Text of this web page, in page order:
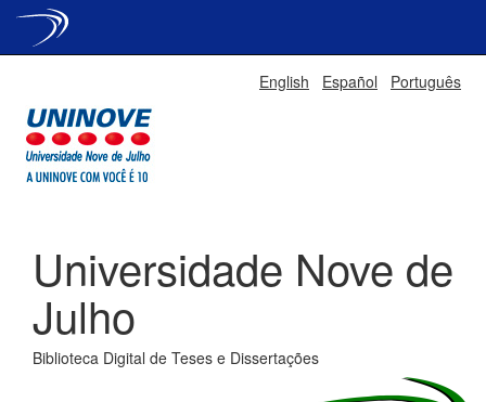
English Español Português
Universidade Nove de
Julho
Biblioteca Digital de Teses e Dissertações